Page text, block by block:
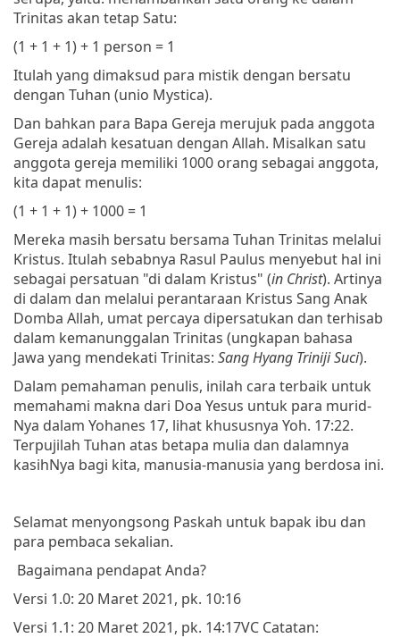
Trinitas akan tetap Satu:
(1 + 1 + 1) + 1 person = 1
Itulah yang dimaksud para mistik dengan bersatu
dengan Tuhan (unio Mystica).
Dan bahkan para Bapa Gereja merujuk pada anggota
Gereja adalah kesatuan dengan Allah. Misalkan satu
anggota gereja memiliki 1000 orang sebagai anggota,
kita dapat menulis:
(1 + 1 + 1) + 1000 = 1
Mereka masih bersatu bersama Tuhan Trinitas melalui
Kristus. Itulah sebabnya Rasul Paulus menyebut hal ini
sebagai persatuan "di dalam Kristus" (in Christ). Artinya
di dalam dan melalui perantaraan Kristus Sang Anak
Domba Allah, umat percaya dipersatukan dan terhisab
dalam kemanunggalan Trinitas (ungkapan bahasa
Jawa yang mendekati Trinitas: Sang Hyang Triniji Suci).
Dalam pemahaman penulis, inilah cara terbaik untuk
memahami makna dari Doa Yesus untuk para murid-
Nya dalam Yohanes 17, lihat khususnya Yoh. 17:22.
Terpujilah Tuhan atas betapa mulia dan dalamnya
kasihNya bagi kita, manusia-manusia yang berdosa ini.
Selamat menyongsong Paskah untuk bapak ibu dan
para pembaca sekalian.
Bagaimana pendapat Anda?
Versi 1.0: 20 Maret 2021, pk. 10:16
Versi 1.1: 20 Maret 2021, pk. 14:17VC Catatan: